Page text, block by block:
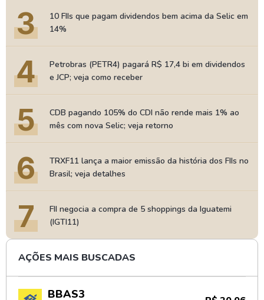
3
10 FIIs que pagam dividendos bem acima da Selic em
14%
4
Petrobras (PETR4) pagará R$ 17,4 bi em dividendos
e JCP; veja como receber
5
CDB pagando 105% do CDI não rende mais 1% ao
mês com nova Selic; veja retorno
6
TRXF11 lança a maior emissão da história dos FIIs no
Brasil; veja detalhes
7
FII negocia a compra de 5 shoppings da Iguatemi
(IGTI11)
AÇÕES MAIS BUSCADAS
BBAS3